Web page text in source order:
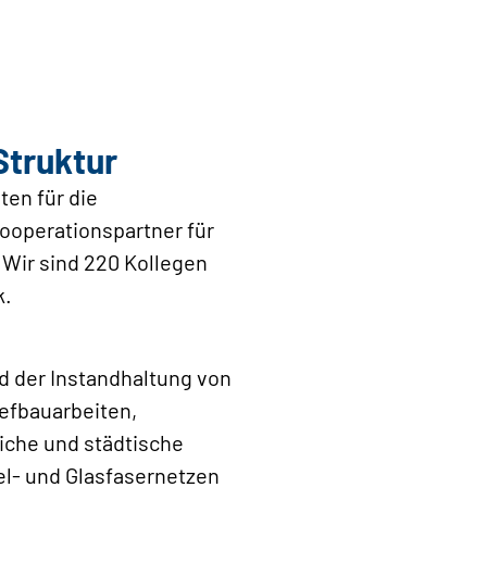
für die
für
sind 220 Kollegen
der Instandhaltung von
und städtische
und Glasfasernetzen